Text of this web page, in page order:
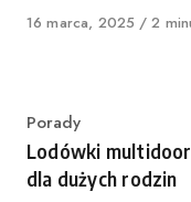
Published
16 marca, 2025 2
Category
Porady
Lodówki
dla dużych rodzin